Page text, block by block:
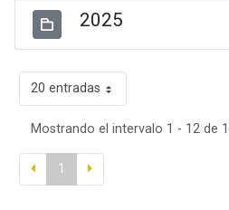
2025
20 entradas
Mostrando el intervalo 1 - 12 de
1